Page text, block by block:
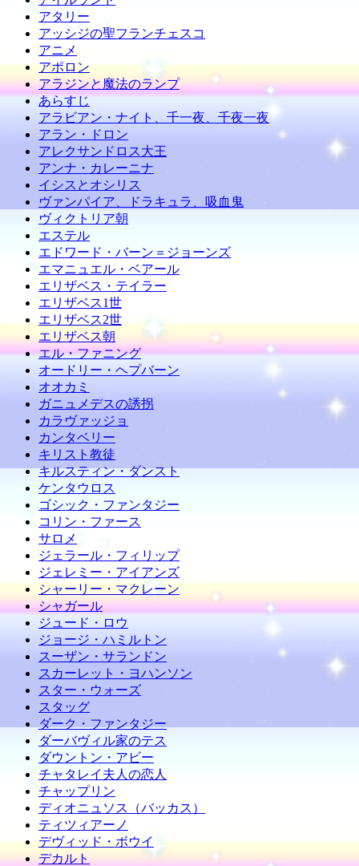
アタリー
アッシジの聖フランチェスコ
アニメ
アポロン
アラジンと魔法のランプ
あらすじ
アラビアン・ナイト、千一夜、千夜一夜
アラン・ドロン
アレクサンドロス大王
アンナ・カレーニナ
イシスとオシリス
ヴァンパイア、ドラキュラ、吸血鬼
ヴィクトリア朝
エステル
エドワード・バーン＝ジョーンズ
エマニュエル・ベアール
エリザベス・テイラー
エリザベス1世
エリザベス2世
エリザベス朝
エル・ファニング
オードリー・ヘプバーン
オオカミ
ガニュメデスの誘拐
カラヴァッジョ
カンタベリー
キリスト教徒
キルスティン・ダンスト
ケンタウロス
ゴシック・ファンタジー
コリン・ファース
サロメ
ジェラール・フィリップ
ジェレミー・アイアンズ
シャーリー・マクレーン
シャガール
ジュード・ロウ
ジョージ・ハミルトン
スーザン・サランドン
スカーレット・ヨハンソン
スター・ウォーズ
スタッグ
ダーク・ファンタジー
ダーバヴィル家のテス
ダウントン・アビー
チャタレイ夫人の恋人
チャップリン
ディオニュソス（バッカス）
ティツィアーノ
デヴィッド・ボウイ
デカルト